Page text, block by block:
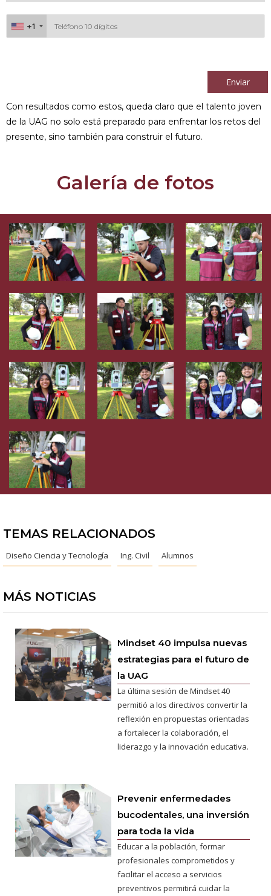
+1
+1
Enviar
Con resultados como estos, queda claro que el talento joven
de la UAG no solo está preparado para enfrentar los retos del
presente, sino también para construir el futuro.
Galería de fotos
TEMAS RELACIONADOS
Diseño Ciencia y Tecnología Ing. Civil Alumnos
MÁS NOTICIAS
Mindset 40 impulsa nuevas
estrategias para el futuro de
la UAG
La última sesión de Mindset 40
permitió a los directivos convertir la
reflexión en propuestas orientadas
a fortalecer la colaboración, el
liderazgo y la innovación educativa.
Prevenir enfermedades
bucodentales, una inversión
para toda la vida
Educar a la población, formar
profesionales comprometidos y
facilitar el acceso a servicios
preventivos permitirá cuidar la